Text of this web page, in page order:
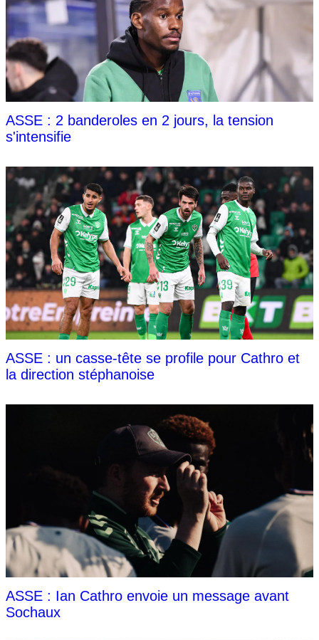
ASSE : 2 banderoles en 2 jours, la tension
s'intensifie
ASSE : un casse-tête se profile pour Cathro et
la direction stéphanoise
ASSE : Ian Cathro envoie un message avant
Sochaux